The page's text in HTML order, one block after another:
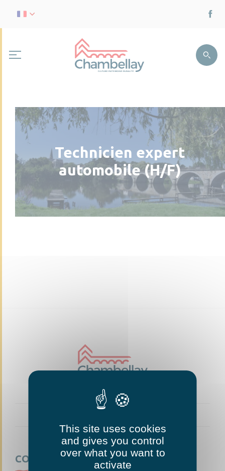
Technicien expert
automobile (H/F)
CONTACTEZ-NOUS
This site uses cookies
and gives you control
over what you want to
activate